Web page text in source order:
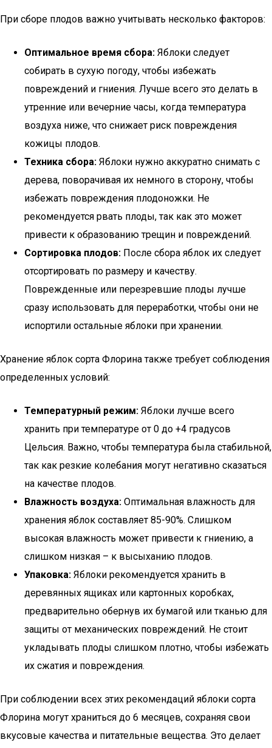
При сборе плодов важно учитывать несколько факторов:
Оптимальное время сбора: Яблоки следует
собирать в сухую погоду, чтобы избежать
повреждений и гниения. Лучше всего это делать в
утренние или вечерние часы, когда температура
воздуха ниже, что снижает риск повреждения
кожицы плодов.
Техника сбора: Яблоки нужно аккуратно снимать с
дерева, поворачивая их немного в сторону, чтобы
избежать повреждения плодоножки. Не
рекомендуется рвать плоды, так как это может
привести к образованию трещин и повреждений.
Сортировка плодов: После сбора яблок их следует
отсортировать по размеру и качеству.
Поврежденные или перезревшие плоды лучше
сразу использовать для переработки, чтобы они не
испортили остальные яблоки при хранении.
Хранение яблок сорта Флорина также требует соблюдения
определенных условий:
Температурный режим: Яблоки лучше всего
хранить при температуре от 0 до +4 градусов
Цельсия. Важно, чтобы температура была стабильной,
так как резкие колебания могут негативно сказаться
на качестве плодов.
Влажность воздуха: Оптимальная влажность для
хранения яблок составляет 85-90%. Слишком
высокая влажность может привести к гниению, а
слишком низкая – к высыханию плодов.
Упаковка: Яблоки рекомендуется хранить в
деревянных ящиках или картонных коробках,
предварительно обернув их бумагой или тканью для
защиты от механических повреждений. Не стоит
укладывать плоды слишком плотно, чтобы избежать
их сжатия и повреждения.
При соблюдении всех этих рекомендаций яблоки сорта
Флорина могут храниться до 6 месяцев, сохраняя свои
вкусовые качества и питательные вещества. Это делает